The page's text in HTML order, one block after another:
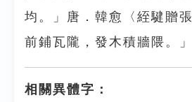
均。」唐．韓愈〈絰騝贈
前鋪瓦隴，發木積牆隈。」
相關異體字：